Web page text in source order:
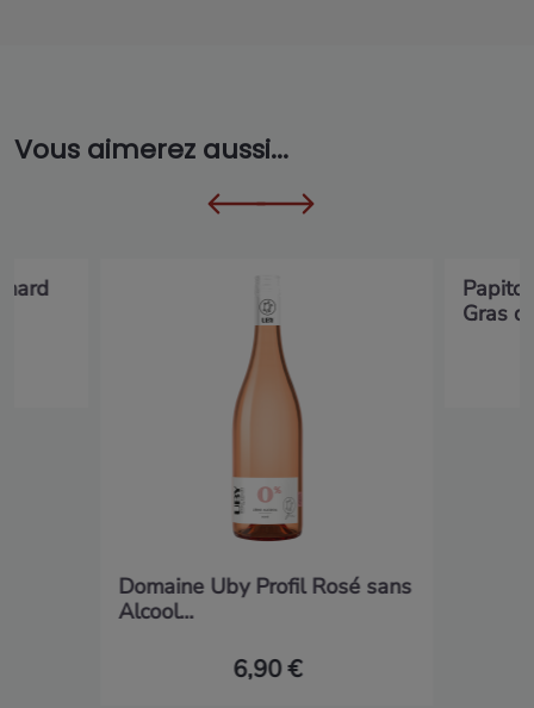
Vous aimerez aussi...
Domaine Uby Profil Rosé sans
Alcool...
6,90 €
Gras